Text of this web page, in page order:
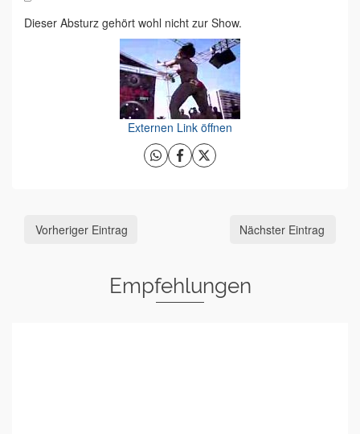
Dieser Absturz gehört wohl nicht zur Show.
Externen Link öffnen
Vorheriger Eintrag Nächster Eintrag
Empfehlungen